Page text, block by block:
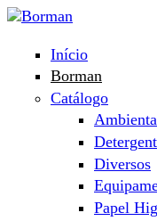
Passar para o conteúdo
Menu principal
Início
Borman
Catálogo
Diversos
Papel